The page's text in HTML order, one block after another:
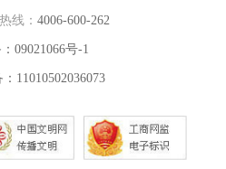
线： 4006-600-262
09021066号-1
11010502036073